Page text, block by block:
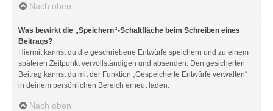
Nach oben
Was bewirkt die „Speichern“-Schaltfläche beim Schreiben eines
Beitrags?
Hiermit kannst du die geschriebene Entwürfe speichern und zu einem
späteren Zeitpunkt vervollständigen und absenden. Den gesicherten
Beitrag kannst du mit der Funktion „Gespeicherte Entwürfe verwalten“
in deinem persönlichen Bereich erneut laden.
Nach oben